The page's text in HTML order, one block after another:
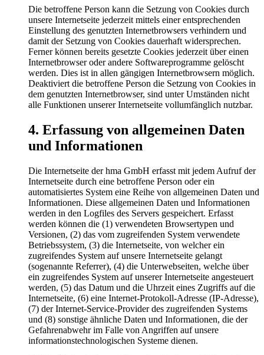
Die betroffene Person kann die Setzung von Cookies durch
unsere Internetseite jederzeit mittels einer entsprechenden
Einstellung des genutzten Internetbrowsers verhindern und
damit der Setzung von Cookies dauerhaft widersprechen.
Ferner können bereits gesetzte Cookies jederzeit über einen
Internetbrowser oder andere Softwareprogramme gelöscht
werden. Dies ist in allen gängigen Internetbrowsern möglich.
Deaktiviert die betroffene Person die Setzung von Cookies in
dem genutzten Internetbrowser, sind unter Umständen nicht
alle Funktionen unserer Internetseite vollumfänglich nutzbar.
4. Erfassung von allgemeinen Daten
und Informationen
Die Internetseite der hma GmbH erfasst mit jedem Aufruf der
Internetseite durch eine betroffene Person oder ein
automatisiertes System eine Reihe von allgemeinen Daten und
Informationen. Diese allgemeinen Daten und Informationen
werden in den Logfiles des Servers gespeichert. Erfasst
werden können die (1) verwendeten Browsertypen und
Versionen, (2) das vom zugreifenden System verwendete
Betriebssystem, (3) die Internetseite, von welcher ein
zugreifendes System auf unsere Internetseite gelangt
(sogenannte Referrer), (4) die Unterwebseiten, welche über
ein zugreifendes System auf unserer Internetseite angesteuert
werden, (5) das Datum und die Uhrzeit eines Zugriffs auf die
Internetseite, (6) eine Internet-Protokoll-Adresse (IP-Adresse),
(7) der Internet-Service-Provider des zugreifenden Systems
und (8) sonstige ähnliche Daten und Informationen, die der
Gefahrenabwehr im Falle von Angriffen auf unsere
informationstechnologischen Systeme dienen.